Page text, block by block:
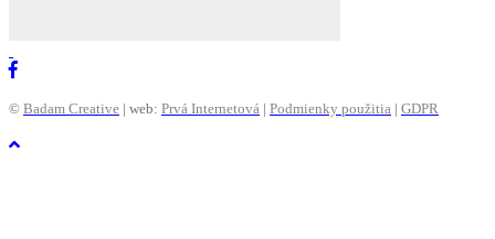
© Badam Creative | web: Prvá Internetová | Podmienky použitia | GDPR